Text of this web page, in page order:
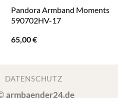
Pandora Armband Moments
590702HV-17
65,00€
DATENSCHUTZ
armbaender24.de